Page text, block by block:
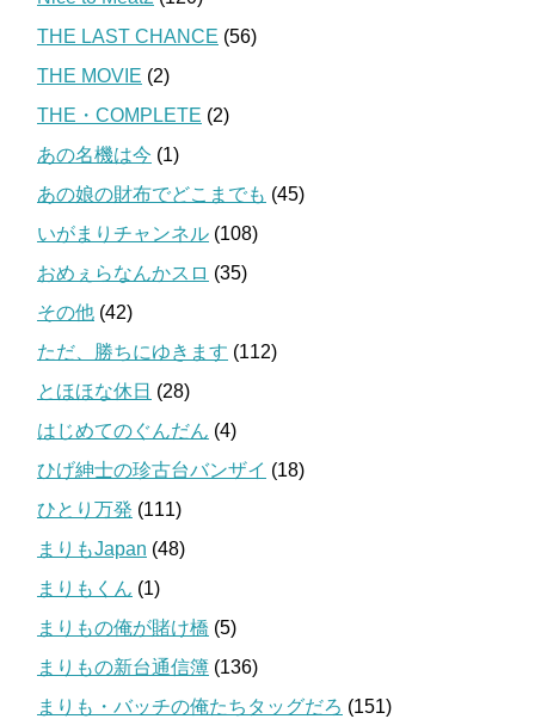
THE LAST CHANCE (56)
THE MOVIE (2)
THE・COMPLETE (2)
あの名機は今 (1)
あの娘の財布でどこまでも (45)
いがまりチャンネル (108)
おめぇらなんかスロ (35)
その他 (42)
ただ、勝ちにゆきます (112)
とほほな休日 (28)
はじめてのぐんだん (4)
ひげ紳士の珍古台バンザイ (18)
ひとり万発 (111)
まりもJapan (48)
まりもくん (1)
まりもの俺が賭け橋 (5)
まりもの新台通信簿 (136)
まりも・バッチの俺たちタッグだろ (151)